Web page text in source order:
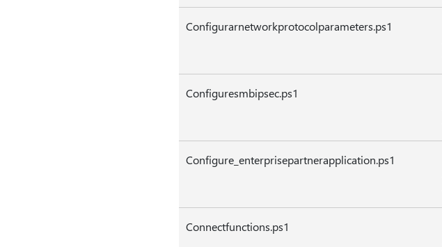
Configurarnetworkprotocolparameters.ps1
Configuresmbipsec.ps1
Configure_enterprisepartnerapplication.ps1
Connectfunctions.ps1